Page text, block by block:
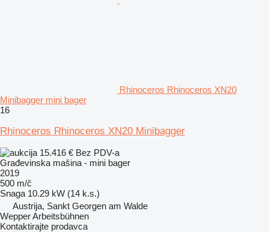
Rhinoceros Rhinoceros XN20
Minibagger mini bager
16
Rhinoceros Rhinoceros XN20 Minibagger
15.416 € Bez PDV-a
Građevinska mašina - mini bager
2019
500 m/č
Snaga 10.29 kW (14 k.s.)
Austrija, Sankt Georgen am Walde
Wepper Arbeitsbühnen
Kontaktirajte prodavca